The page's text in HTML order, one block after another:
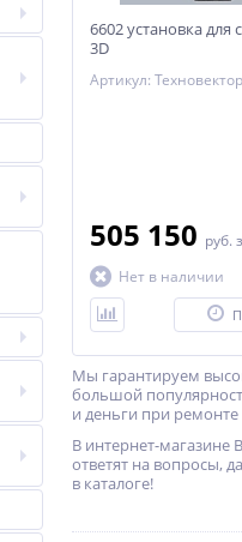
6602 установка для
3D
Артикул: Техновектор
505 150 руб.
Нет в наличии
Мы гарантируем
большой
и деньги при ремонте
В интернет-магазине
ответят на вопросы,
в каталоге!